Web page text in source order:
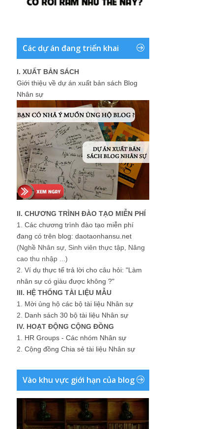
Các dự án đang triển khai
I. XUẤT BẢN SÁCH
Giới thiệu về dự án xuất bản sách Blog
Nhân sự
II. CHƯƠNG TRÌNH ĐÀO TẠO MIỄN PHÍ
1. Các chương trình đào tạo miễn phí
đang có trên blog: daotaonhansu.net
(Nghề Nhân sự, Sinh viên thực tập, Nâng
cao thu nhập ...)
2. Ví dụ thực tế trả lời cho câu hỏi: "Làm
nhân sự có giàu được không ?"
III. HỆ THỐNG TÀI LIỆU MẪU
1. Mời ủng hộ các bộ tài liệu Nhân sự
2. Danh sách 30 bộ tài liệu Nhân sự
IV. HOẠT ĐỘNG CỘNG ĐỒNG
1. HR Groups - Các nhóm Nhân sự
2. Cộng đồng Chia sẻ tài liệu Nhân sự
Vào khu vực giới hạn của blog